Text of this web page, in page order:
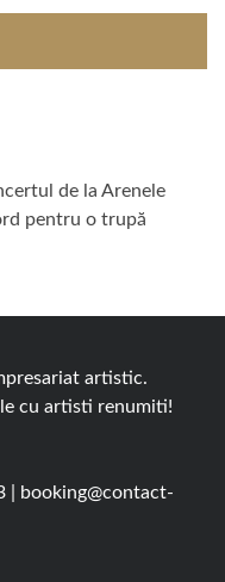
de la Arenele
pentru o trupă
artistic.
cu artisti renumiti!
booking@contact-